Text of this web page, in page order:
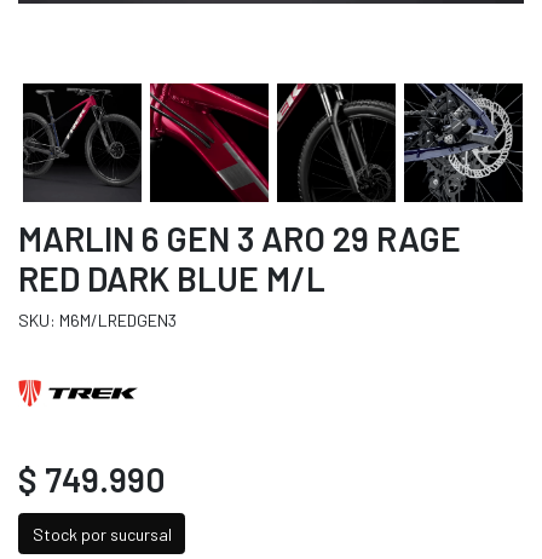
MARLIN 6 GEN 3 ARO 29 RAGE
RED DARK BLUE M/L
SKU: M6M/LREDGEN3
$ 749.990
Stock por sucursal